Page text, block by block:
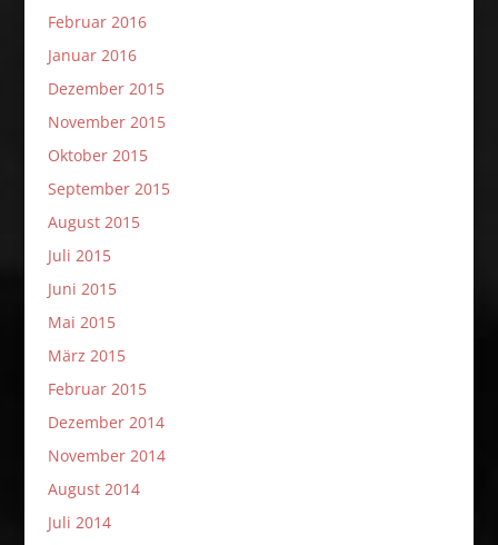
Februar 2016
Januar 2016
Dezember 2015
November 2015
Oktober 2015
September 2015
August 2015
Juli 2015
Juni 2015
Mai 2015
März 2015
Februar 2015
Dezember 2014
November 2014
August 2014
Juli 2014